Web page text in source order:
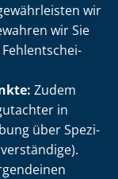
wir
wir Sie
Zudem
in
über Spe­zi­